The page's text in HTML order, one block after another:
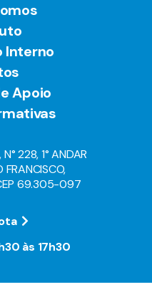
Interno
Apoio
228, 1° ANDAR
69.305-097
às 17h30